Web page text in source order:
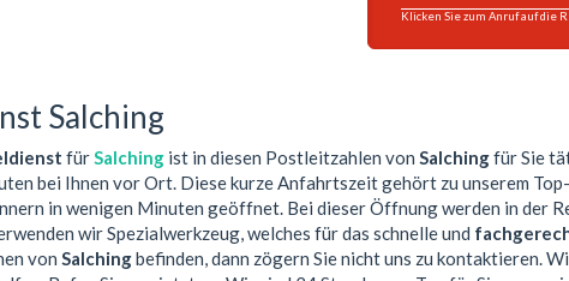
Klicken Sie zum Anruf auf die
Salching
fürSalching ist in diesen Postleitzahlen von Salchingfür Sie
bei Ihnen vor Ort. Diese kurze Anfahrtszeit gehört zu unserem
in wenigen Minuten geöffnet. Bei dieser Öffnung werden in der
wir Spezialwerkzeug, welches für das schnelle und
von Salchingbefinden, dann zögern Sie nicht uns zu kontaktieren.